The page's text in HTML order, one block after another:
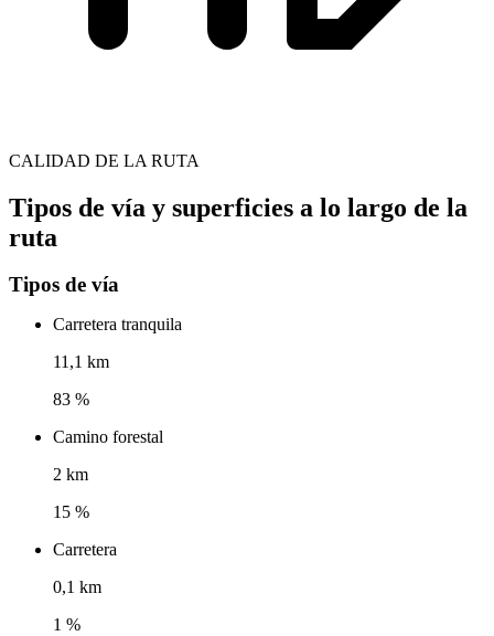
CALIDAD DE LA RUTA
Tipos de vía y superficies a lo largo de la
ruta
Tipos de vía
Carretera tranquila
11,1 km
83 %
Camino forestal
2 km
15 %
Carretera
0,1 km
1 %